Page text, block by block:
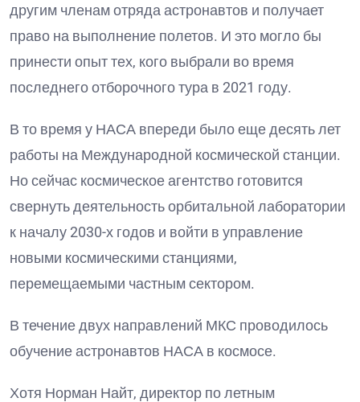
другим членам отряда астронавтов и получает
право на выполнение полетов. И это могло бы
принести опыт тех, кого выбрали во время
последнего отборочного тура в 2021 году.
В то время у НАСА впереди было еще десять лет
работы на Международной космической станции.
Но сейчас космическое агентство готовится
свернуть деятельность орбитальной лаборатории
к началу 2030-х годов и войти в управление
новыми космическими станциями,
перемещаемыми частным сектором.
В течение двух направлений МКС проводилось
обучение астронавтов НАСА в космосе.
Хотя Норман Найт, директор по летным